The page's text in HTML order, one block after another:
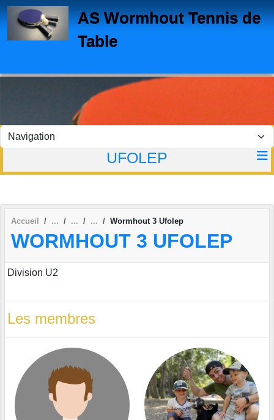
AS Wormhout Tennis de
Table
UFOLEP
Accueil Wormhout 3 Ufolep
WORMHOUT 3 UFOLEP
Division U2
Les membres
Panneau de gestion des cookies